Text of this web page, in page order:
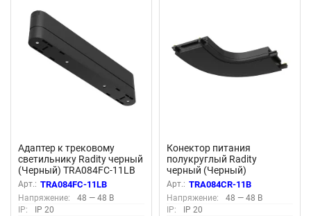
Адаптер к трековому
светильнику Radity черный
(Черный) TRA084FC-11LB
Арт.: TRA084FC-11LB
Напряжение:
48 — 48 В
IP:
IP 20
Конектор питания
полукруглый Radity
черный (Черный)
TRA084CR-11B
Арт.: TRA084CR-11B
Напряжение:
48 — 48 В
IP:
IP 20